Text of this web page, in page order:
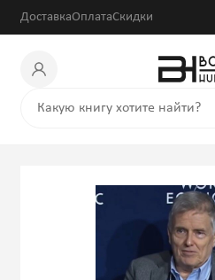
ДоставкаОплатаСкидки